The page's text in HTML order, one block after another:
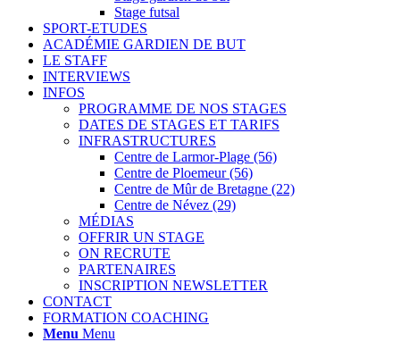
Stage futsal
SPORT-ETUDES
ACADÉMIE GARDIEN DE BUT
LE STAFF
INTERVIEWS
INFOS
PROGRAMME DE NOS STAGES
DATES DE STAGES ET TARIFS
INFRASTRUCTURES
Centre de Larmor-Plage (56)
Centre de Ploemeur (56)
Centre de Mûr de Bretagne (22)
Centre de Névez (29)
MÉDIAS
OFFRIR UN STAGE
ON RECRUTE
PARTENAIRES
INSCRIPTION NEWSLETTER
CONTACT
FORMATION COACHING
Menu Menu